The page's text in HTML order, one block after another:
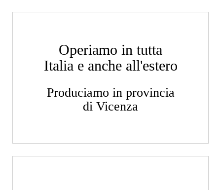
Operiamo in tutta
Italia e anche all'estero
Produciamo in provincia
di Vicenza